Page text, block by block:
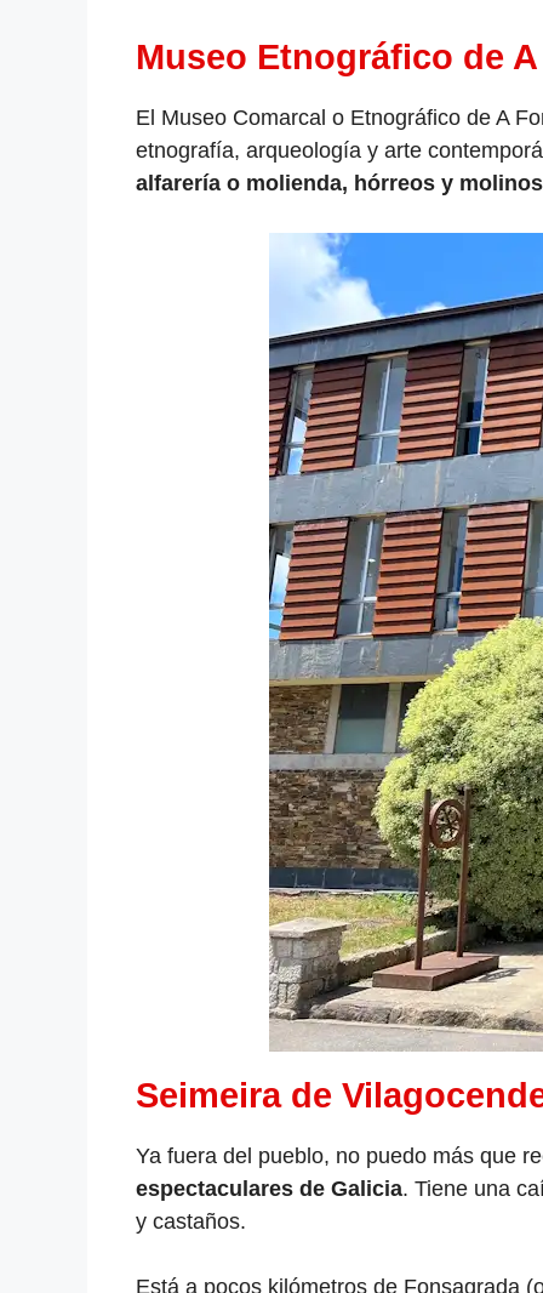
Museo Etnográfico de
El Museo Comarcal o Etnográfico de A
etnografía, arqueología y arte
alfarería o molienda, hórreos y
Seimeira de
Ya fuera del pueblo, no puedo más que
espectaculares de Galicia. Tiene una
y castaños.
Está a pocos kilómetros de Fonsagrada